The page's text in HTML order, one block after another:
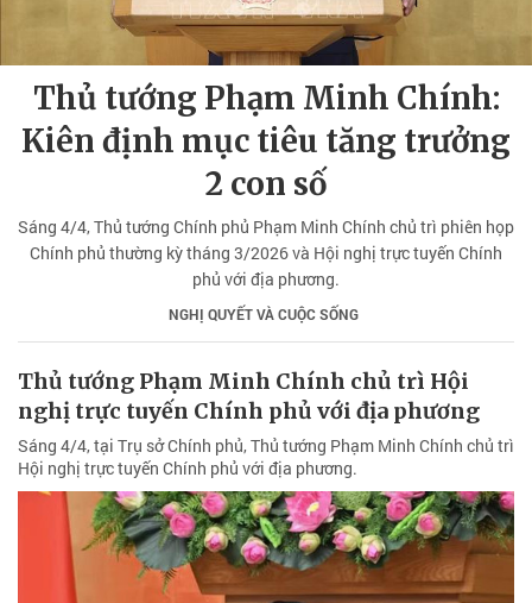
Thủ tướng Phạm Minh Chính:
Kiên định mục tiêu tăng trưởng
2 con số
Sáng 4/4, Thủ tướng Chính phủ Phạm Minh Chính chủ trì phiên họp
Chính phủ thường kỳ tháng 3/2026 và Hội nghị trực tuyến Chính
phủ với địa phương.
NGHỊ QUYẾT VÀ CUỘC SỐNG
Thủ tướng Phạm Minh Chính chủ trì Hội
nghị trực tuyến Chính phủ với địa phương
Sáng 4/4, tại Trụ sở Chính phủ, Thủ tướng Phạm Minh Chính chủ trì
Hội nghị trực tuyến Chính phủ với địa phương.